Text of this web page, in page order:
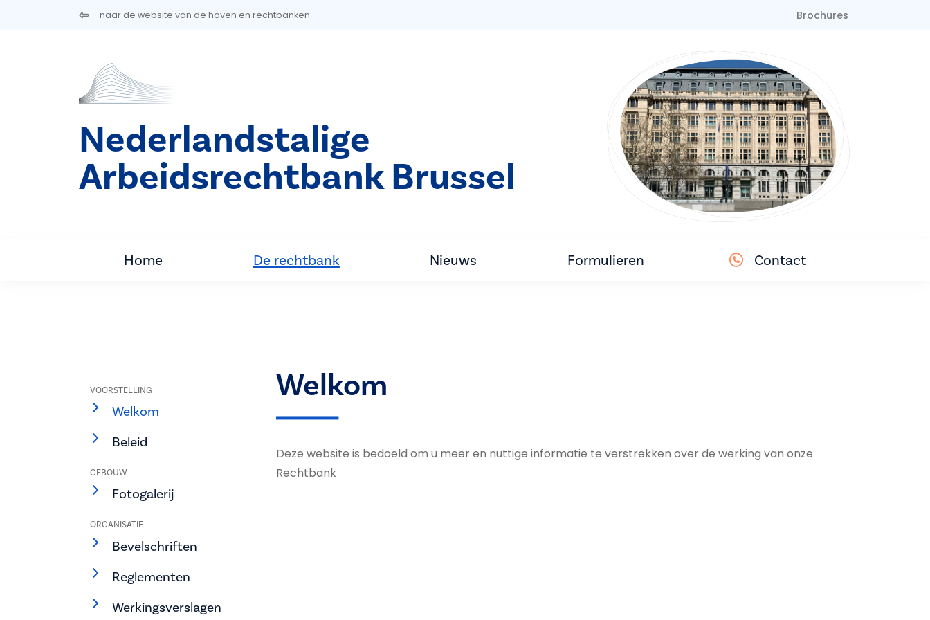
Overslaan en naar de inhoud gaannaar de website van de hoven en rechtbanken Brochures
Nederlandstalige
Arbeidsrechtbank Brussel
Home De rechtbank Nieuws Formulieren Contact
VOORSTELLING
Welkom
Beleid
GEBOUW
Fotogalerij
ORGANISATIE
Bevelschriften
Reglementen
Werkingsverslagen
Welkom
Deze website is bedoeld om u meer en nuttige informatie te verstrekken over de werking van onze
Rechtbank